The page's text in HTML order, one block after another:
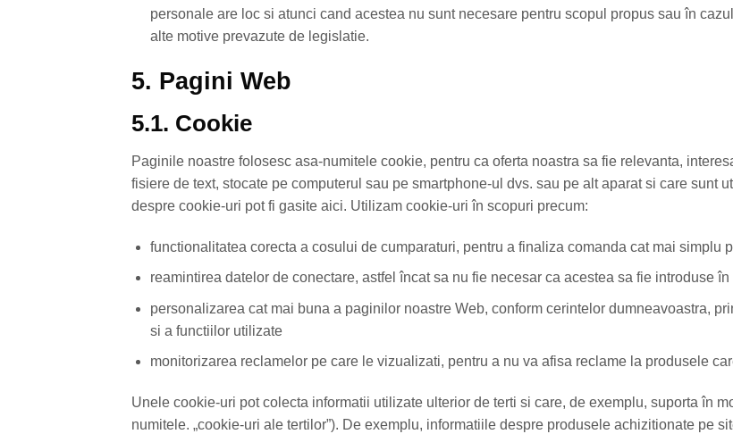
personale are loc si atunci cand acestea nu sunt necesare pentru scopul propus sau în
alte motive prevazute de legislatie.
5. Pagini Web
5.1. Cookie
Paginile noastre folosesc asa-numitele cookie, pentru ca oferta noastra sa fie relevanta,
fisiere de text, stocate pe computerul sau pe smartphone-ul dvs. sau pe alt aparat si care sunt
despre cookie-uri pot fi gasite aici. Utilizam cookie-uri în scopuri precum:
functionalitatea corecta a cosului de cumparaturi, pentru a finaliza comanda cat mai simplu
reamintirea datelor de conectare, astfel încat sa nu fie necesar ca acestea sa fie introduse în
personalizarea cat mai buna a paginilor noastre Web, conform cerintelor dumneavoastra,
si a functiilor utilizate
monitorizarea reclamelor pe care le vizualizati, pentru a nu va afisa reclame la produsele
Unele cookie-uri pot colecta informatii utilizate ulterior de terti si care, de exemplu, suporta în
numitele. „cookie-uri ale tertilor”). De exemplu, informatiile despre produsele achizitionate pe